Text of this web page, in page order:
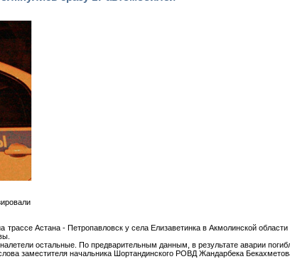
Астана - Петропавловск у села Елизаветинка в Акмолинской
остальные. По предварительным данным, в результате аварии
заместителя начальника Шортандинского РОВД Жандарбека